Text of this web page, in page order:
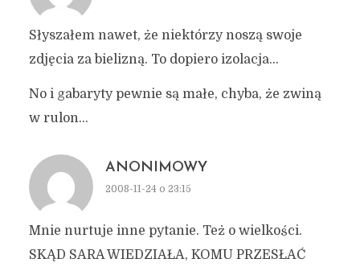
Słyszałem nawet, że niektórzy noszą swoje
zdjęcia za bielizną. To dopiero izolacja…
No i gabaryty pewnie są małe, chyba, że zwiną
w rulon…
ANONIMOWY
2008-11-24 o 23:15
Mnie nurtuje inne pytanie. Też o wielkości.
SKĄD SARA WIEDZIAŁA, KOMU PRZESŁAĆ